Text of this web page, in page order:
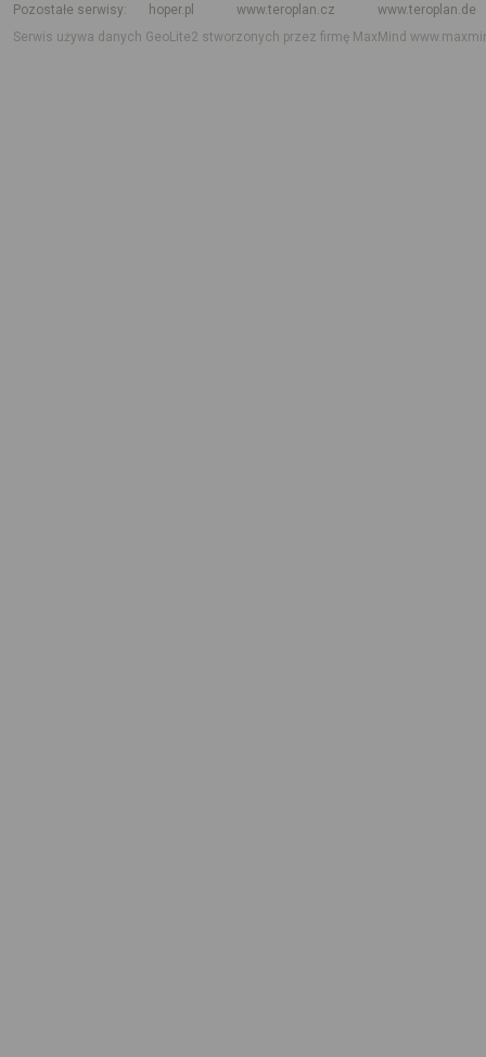
Pozostałe serwisy
hoper.pl www.teroplan.cz
www.teroplan.de
Serwis używa danych GeoLite2 stworzonych przez firmę MaxMind